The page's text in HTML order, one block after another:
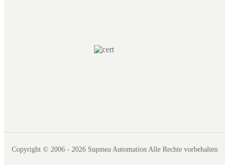
Copyright © 2006 - 2026 Supmea Automation Alle Rechte vorbehalten